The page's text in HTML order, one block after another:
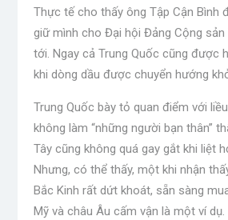
Thực tế cho thấy ông Tập Cận Bình
giữ mình cho Đại hội Đảng Cộng sản
tới. Ngay cả Trung Quốc cũng được
khi dòng dầu được chuyển hướng
Trung Quốc bày tỏ quan điểm với
không làm “những người bạn thân”
Tây cũng không quá gay gắt khi liệt
Nhưng, có thể thấy, một khi nhận
Bắc Kinh rất dứt khoát, sẵn sàng
Mỹ và châu Âu cấm vận là một ví dụ.